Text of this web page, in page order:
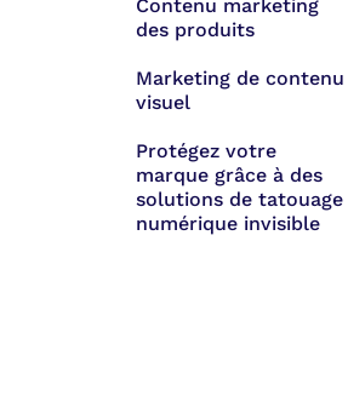
Contenu marketing
des produits
Marketing de contenu
visuel
Protégez votre
marque grâce à des
solutions de tatouage
numérique invisible